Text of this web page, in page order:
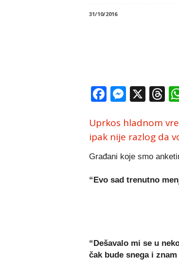
31/10/2016
Facebook
X
Uprkos hladnom
ipak nije razlog da
Građani koje smo
“Evo sad trenutno
“Dešavalo mi se u
čak bude snega i